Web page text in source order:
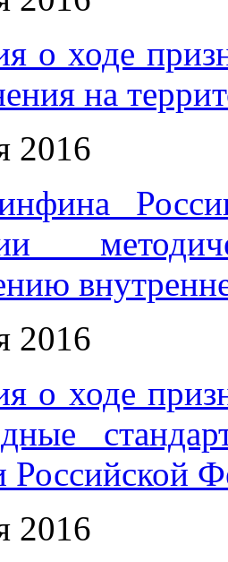
о ходе
на
2016
2016
о ходе
Российской
2016